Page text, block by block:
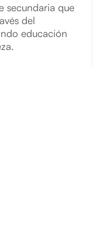
secundaria que
del
educación